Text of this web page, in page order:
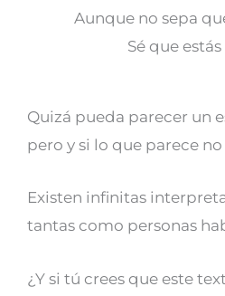
Aunque no sepa
Sé que
Quizá pueda parecer un
pero y si lo que parece no
Existen infinitas
tantas como personas
¿Y si tú crees que este